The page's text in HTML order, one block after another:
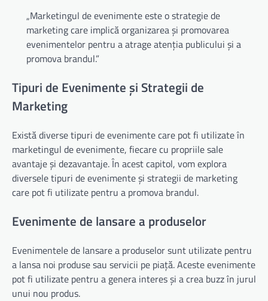
„Marketingul de evenimente este o strategie de
marketing care implică organizarea și promovarea
evenimentelor pentru a atrage atenția publicului și a
promova brandul.”
Tipuri de Evenimente și Strategii de
Marketing
Există diverse tipuri de evenimente care pot fi utilizate în
marketingul de evenimente, fiecare cu propriile sale
avantaje și dezavantaje. În acest capitol, vom explora
diversele tipuri de evenimente și strategii de marketing
care pot fi utilizate pentru a promova brandul.
Evenimente de lansare a produselor
Evenimentele de lansare a produselor sunt utilizate pentru
a lansa noi produse sau servicii pe piață. Aceste evenimente
pot fi utilizate pentru a genera interes și a crea buzz în jurul
unui nou produs.